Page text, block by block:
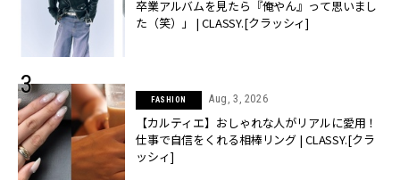
卒業アルバムを見たら『俺やん』って思いまし
た（笑）」 | CLASSY.[クラッシィ]
FASHION Aug, 3, 2026
【カルティエ】おしゃれな人がリアルに愛用！
仕事で自信をくれる相棒リング | CLASSY.[クラ
ッシィ]